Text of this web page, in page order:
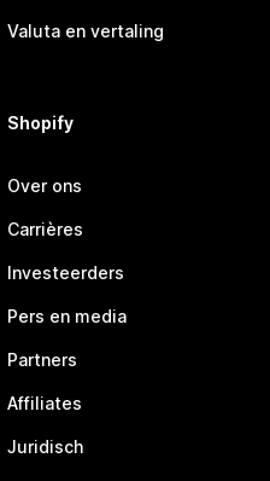
Valuta en vertaling
Shopify
Over ons
Carrières
Investeerders
Pers en media
Partners
Affiliates
Juridisch